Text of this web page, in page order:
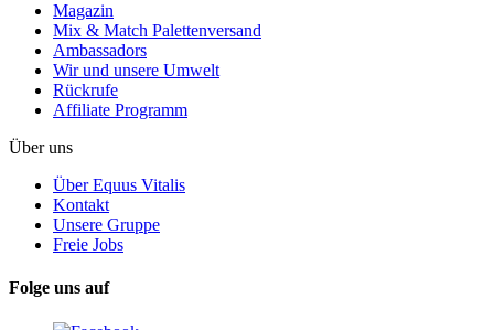
Magazin
Mix & Match Palettenversand
Ambassadors
Wir und unsere Umwelt
Rückrufe
Affiliate Programm
Über uns
Über Equus Vitalis
Kontakt
Unsere Gruppe
Freie Jobs
Folge uns auf